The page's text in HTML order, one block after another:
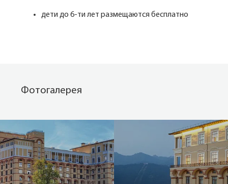
дети до 6-ти лет размещаются бесплатно
Фотогалерея